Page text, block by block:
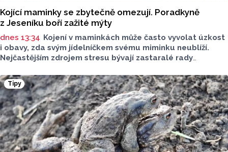
Kojící maminky se zbytečně omezují. Poradkyně
z Jeseníku boří zažité mýty
dnes 13:34 Kojení v maminkách může často vyvolat úzkost
i obavy, zda svým jídelníčkem svému miminku neublíží.
Nejčastějším zdrojem stresu bývají zastaralé rady
se nadýmavým potravinám nebo preventivnímu vyřazování
alergenů. Mýty o stravě při kojení boří laktační poradkyně
z Jeseníku.
Tipy